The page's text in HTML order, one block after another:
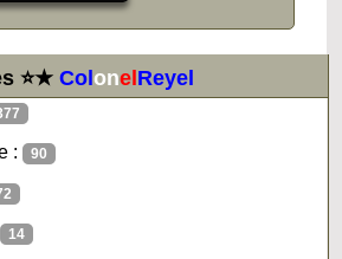
⭐★ColonelReyel
: 90
14